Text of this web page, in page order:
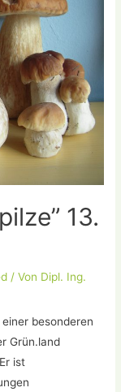
13.
/ Von Dipl. Ing.
besonderen
Grün.land
ist